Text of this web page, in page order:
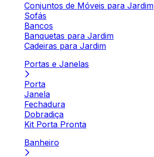
Conjuntos de Móveis para Jardim
Sofás
Bancos
Banquetas para Jardim
Cadeiras para Jardim
Portas e Janelas
Porta
Janela
Fechadura
Dobradiça
Kit Porta Pronta
Banheiro